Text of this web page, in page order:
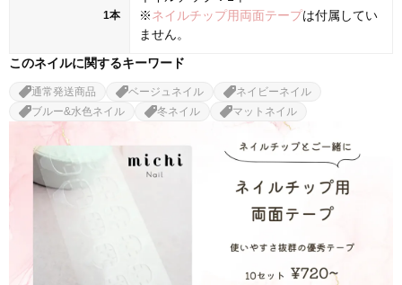
1本
※ネイルチップ用両面テープは付属してい
ません。
このネイルに関するキーワード
通常発送商品 ベージュネイル
ネイビーネイル
ブルー&水色ネイル
冬ネイル マットネイル